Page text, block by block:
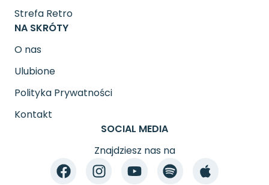
Strefa Retro
NA SKRÓTY
O nas
Ulubione
Polityka Prywatności
Kontakt
SOCIAL MEDIA
Znajdziesz nas na